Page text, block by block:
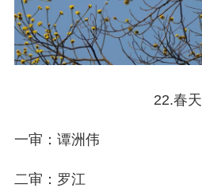
22.春天
一审：谭洲伟
二审：罗江